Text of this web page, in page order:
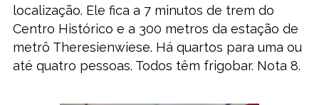
localização. Ele fica a 7 minutos de trem do
Centro Histórico e a 300 metros da estação de
metrô Theresienwiese. Há quartos para uma ou
até quatro pessoas. Todos têm frigobar. Nota 8.